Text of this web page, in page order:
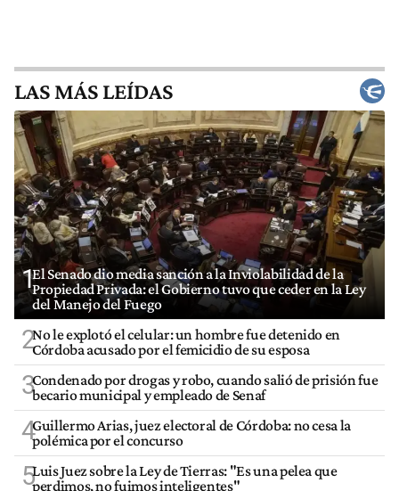
LAS MÁS LEÍDAS
1El Senado dio media sanción a la Inviolabilidad de la
Propiedad Privada: el Gobierno tuvo que ceder en la Ley
del Manejo del Fuego
2No le explotó el celular: un hombre fue detenido en
Córdoba acusado por el femicidio de su esposa
3Condenado por drogas y robo, cuando salió de prisión fue
becario municipal y empleado de Senaf
4Guillermo Arias, juez electoral de Córdoba: no cesa la
polémica por el concurso
5Luis Juez sobre la Ley de Tierras: "Es una pelea que
perdimos, no fuimos inteligentes"